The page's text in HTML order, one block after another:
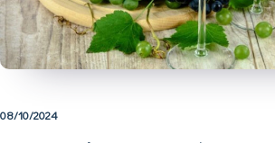
08/10/2024